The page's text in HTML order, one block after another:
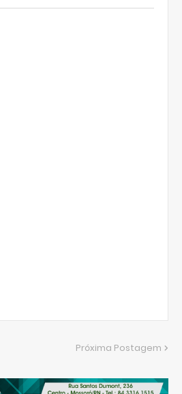
Próxima Postagem